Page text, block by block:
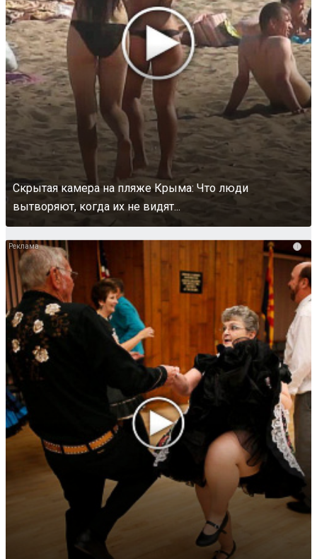
Скрытая камера на пляже Крыма: Что люди
вытворяют, когда их не видят...
i